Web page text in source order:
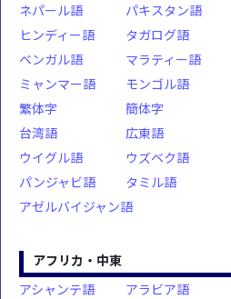
ネパール語
パキスタン語
ヒンディー語
タガログ語
ベンガル語
マラティー語
ミャンマー語
モンゴル語
繁体字
簡体字
台湾語
広東語
ウイグル語
ウズベク語
パンジャビ語
タミル語
アゼルバイジャン語
アフリカ・中東
アシャンテ語
アラビア語